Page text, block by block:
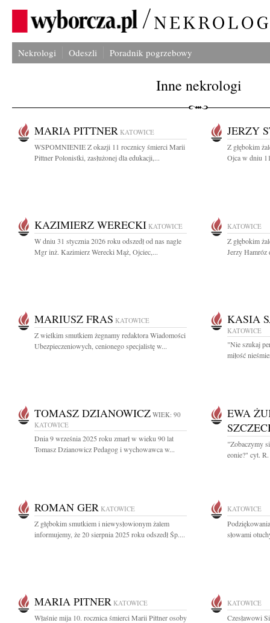
Nekrologi Odeszli Poradnik pogrzebowy
Inne nekrologi
MARIA PITTNER KATOWICE
WSPOMNIENIE Z okazji 11 rocznicy śmierci Marii
Pittner Polonistki, zasłużonej dla edukacji,...
JERZY
Z głębokim
Ojca w dniu
KAZIMIERZ WERECKI KATOWICE
W dniu 31 stycznia 2026 roku odszedł od nas nagle
Mgr inż. Kazimierz Werecki Mąż, Ojciec,...
KATOWICE
Z głębokim
Jerzy Hamróz
MARIUSZ FRAS KATOWICE
Z wielkim smutkiem żegnamy redaktora Wiadomości
Ubezpieczeniowych, cenionego specjalistę w...
KASIA
KATOWICE
"Nie szukaj
miłość
TOMASZ DZIANOWICZ WIEK: 90
KATOWICE
Dnia 9 września 2025 roku zmarł w wieku 90 lat
Tomasz Dzianowicz Pedagog i wychowawca w...
EWA
"Zobaczymy
eonie?" cyt.
ROMAN GER KATOWICE
Z głębokim smutkiem i niewysłowionym żalem
informujemy, że 20 sierpnia 2025 roku odszedł Śp....
KATOWICE
słowami
MARIA PITNER KATOWICE
Właśnie mija 10. rocznica śmierci Marii Pittner osoby
KATOWICE
Czesławowi